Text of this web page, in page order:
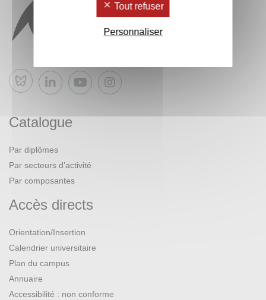
Bluesky
Catalogue
Par diplômes
Par secteurs d’activité
Par composantes
Accès directs
Orientation/Insertion
Calendrier universitaire
Plan du campus
Annuaire
Accessibilité : non conforme
Tout refuser
Personnaliser